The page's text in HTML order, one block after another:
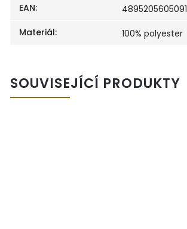
EAN:
4895205605091
Materiál: 100% polyester
SOUVISEJÍCÍ PRODUKTY